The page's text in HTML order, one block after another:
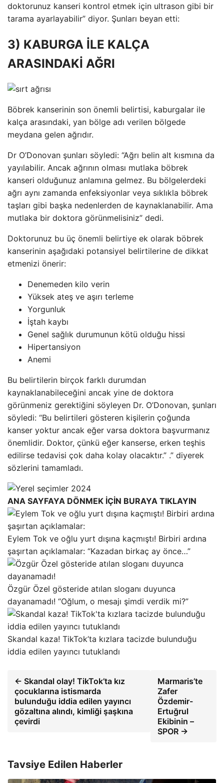
doktorunuz kanseri kontrol etmek için ultrason gibi bir
tarama ayarlayabilir” diyor. Şunları beyan etti:
3) KABURGA İLE KALÇA
ARASINDAKİ AĞRI
Böbrek kanserinin son önemli belirtisi, kaburgalar ile
kalça arasındaki, yan bölge adı verilen bölgede
meydana gelen ağrıdır.
Dr O’Donovan şunları söyledi: “Ağrı belin alt kısmına da
yayılabilir. Ancak ağrının olması mutlaka böbrek
kanseri olduğunuz anlamına gelmez. Bu bölgelerdeki
ağrı aynı zamanda enfeksiyonlar veya sıklıkla böbrek
taşları gibi başka nedenlerden de kaynaklanabilir. Ama
mutlaka bir doktora görünmelisiniz” dedi.
Doktorunuz bu üç önemli belirtiye ek olarak böbrek
kanserinin aşağıdaki potansiyel belirtilerine de dikkat
etmenizi önerir:
Denemeden kilo verin
Yüksek ateş ve aşırı terleme
Yorgunluk
İştah kaybı
Genel sağlık durumunun kötü olduğu hissi
Hipertansiyon
Anemi
Bu belirtilerin birçok farklı durumdan
kaynaklanabileceğini ancak yine de doktora
görünmeniz gerektiğini söyleyen Dr. O’Donovan, şunları
söyledi: “Bu belirtileri gösteren kişilerin çoğunda
kanser yoktur ancak eğer varsa doktora başvurmanız
önemlidir. Doktor, çünkü eğer kanserse, erken teşhis
edilirse tedavisi çok daha kolay olacaktır.” .” diyerek
sözlerini tamamladı.
ANA SAYFAYA DÖNMEK İÇİN BURAYA TIKLAYIN
Eylem Tok ve oğlu yurt dışına kaçmıştı! Birbiri ardına
şaşırtan açıklamalar: “Kazadan birkaç ay önce…”
Özgür Özel gösteride atılan sloganı duyunca
dayanamadı! “Oğlum, o mesajı şimdi verdik mi?”
Skandal kaza! TikTok’ta kızlara tacizde bulunduğu
iddia edilen yayıncı tutuklandı
← Skandal olay! TikTok’ta kız
çocuklarına istismarda
bulunduğu iddia edilen yayıncı
gözaltına alındı, kimliği şaşkına
çevirdi
Marmaris’te
Zafer
Özdemir-
Ertuğrul
Ekibinin –
SPOR →
Tavsiye Edilen Haberler